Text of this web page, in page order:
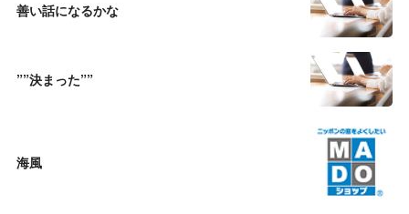
善い話になるかな
””決まった””
海風